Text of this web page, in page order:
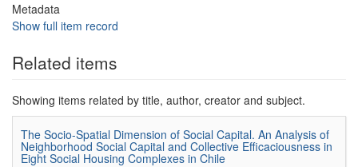
Metadata
Show full item record
Related items
Showing items related by title, author, creator and subject.
The Socio-Spatial Dimension of Social Capital. An Analysis of
Neighborhood Social Capital and Collective Efficaciousness in
Eight Social Housing Complexes in Chile